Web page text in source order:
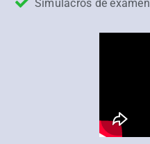
Simulacros de examen